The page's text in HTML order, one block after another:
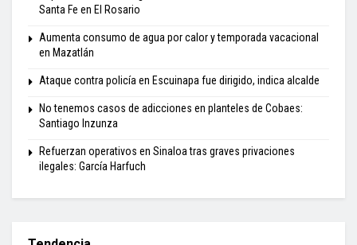
Santa Fe en El Rosario
Aumenta consumo de agua por calor y temporada vacacional
en Mazatlán
Ataque contra policía en Escuinapa fue dirigido, indica alcalde
No tenemos casos de adicciones en planteles de Cobaes:
Santiago Inzunza
Refuerzan operativos en Sinaloa tras graves privaciones
ilegales: García Harfuch